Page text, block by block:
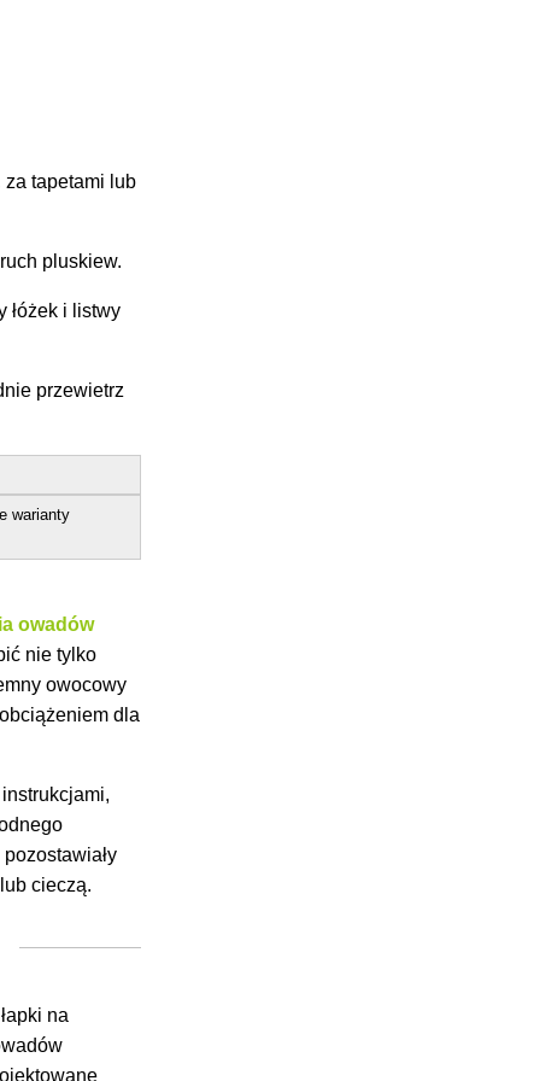
tapetami lub
pluskiew.
łóżek i listwy
przewietrz
warianty
owadów
nie tylko
owocowy
dla
cieczą.
na